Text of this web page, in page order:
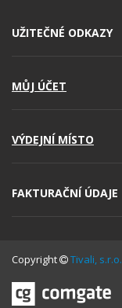
UŽITEČNÉ ODKAZY
MŮJ ÚČET
VÝDEJNÍ MÍSTO
FAKTURAČNÍ ÚDAJE
Copyright Tivali, s.r.o.